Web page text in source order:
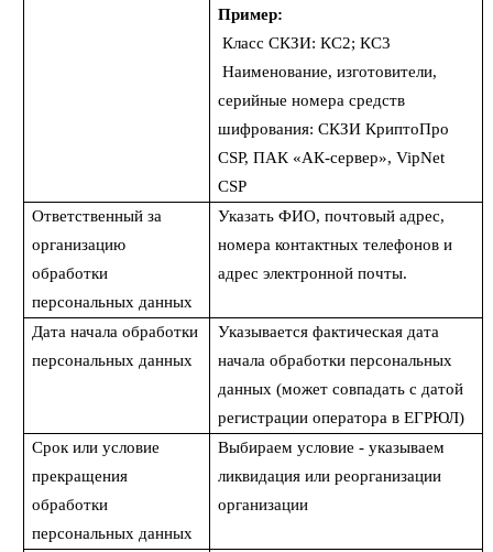
Пример:
Класс СКЗИ: КС2; КС3
Наименование, изготовители,
серийные номера средств
шифрования: СКЗИ КриптоПро
CSP, ПАК «АК-сервер», VipNet
CSP
Ответственный за
организацию
обработки
персональных данных
Указать ФИО, почтовый адрес,
номера контактных телефонов и
адрес электронной почты.
Дата начала обработки
персональных данных
Указывается фактическая дата
начала обработки персональных
данных (может совпадать с датой
регистрации оператора в ЕГРЮЛ)
Срок или условие
прекращения
обработки
персональных данных
Выбираем условие - указываем
ликвидация или реорганизации
организации